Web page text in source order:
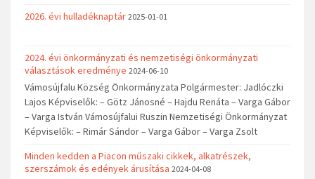
2026. évi hulladéknaptár 2025-01-01
2024. évi önkormányzati és nemzetiségi önkormányzati
választások eredménye 2024-06-10
Vámosújfalu Község Önkormányzata Polgármester: Jadlóczki
Lajos Képviselők: – Götz Jánosné – Hajdu Renáta – Varga Gábor
– Varga István Vámosújfalui Ruszin Nemzetiségi Önkormányzat
Képviselők: – Rimár Sándor – Varga Gábor – Varga Zsolt
Minden kedden a Piacon műszaki cikkek, alkatrészek,
szerszámok és edények árusítása 2024-04-08